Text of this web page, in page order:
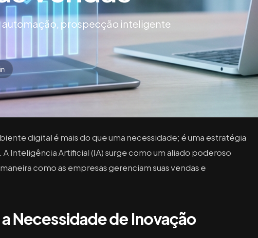
automação, prospecção inteligente
digital é mais do que uma necessidade; é uma estratégia
Inteligência Artificial (IA) surge como um aliado poderoso
como as empresas gerenciam suas vendas e
Necessidade de Inovação